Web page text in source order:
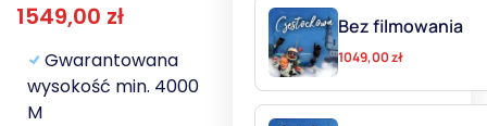
1549,00 zł
Gwarantowana
wysokość min. 4000
M
Bez filmowania
1049,00zł